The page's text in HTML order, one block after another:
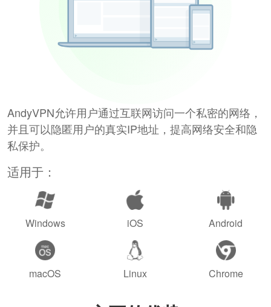
AndyVPN允许用户通过互联网访问一个私密的网络，
并且可以隐匿用户的真实IP地址，提高网络安全和隐
私保护。
适用于：
Windows iOS Android
macOS Linux Chrome